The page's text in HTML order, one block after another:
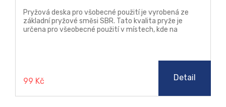
Pryžová deska pro všobecné použití je vyrobená ze
základní pryžové směsi SBR. Tato kvalita pryže je
určena pro všeobecné použití v místech, kde na
99 Kč Detail